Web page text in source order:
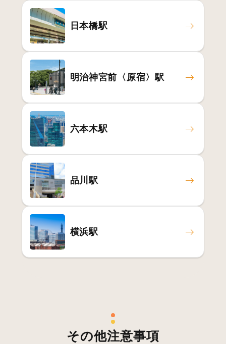
日本橋駅
明治神宮前〈原宿〉駅
六本木駅
品川駅
横浜駅
その他注意事項